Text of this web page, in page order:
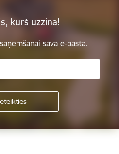
kurš uzzina!
savā e-pastā.